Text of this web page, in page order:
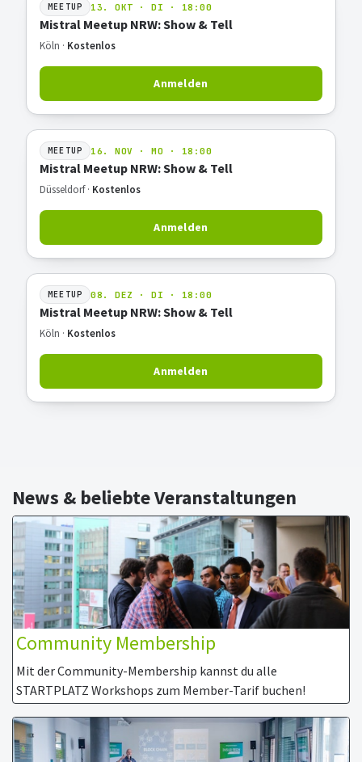
MEETUP 13. OKT · DI · 18:00
Mistral Meetup NRW: Show & Tell
Köln · Kostenlos
Anmelden
MEETUP 16. NOV · MO · 18:00
Mistral Meetup NRW: Show & Tell
Düsseldorf · Kostenlos
Anmelden
MEETUP 08. DEZ · DI · 18:00
Mistral Meetup NRW: Show & Tell
Köln · Kostenlos
Anmelden
News & beliebte Veranstaltungen
Community Membership
Mit der Community-Membership kannst du alle
STARTPLATZ Workshops zum Member-Tarif buchen!